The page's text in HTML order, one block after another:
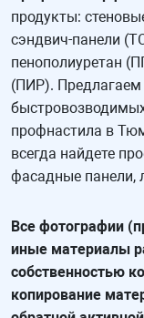
продукты:
сэндвич-панели
пенополиуретан
(ПИР). Предлагаем
профнастила в
всегда найдете
фасадные панели,
Все фотографии
иные материалы
собственностью
копирование